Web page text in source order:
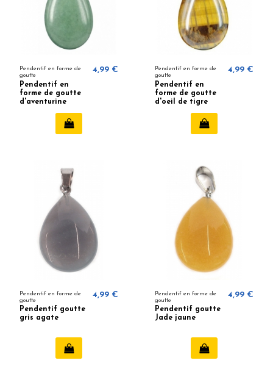
Pendentif en forme de
goutte
Pendentif en
forme de goutte
d'aventurine
4,99 €
Pendentif en forme de
goutte
Pendentif en
forme de goutte
d'oeil de tigre
4,99 €
Pendentif en forme de
goutte
Pendentif goutte
gris agate
4,99 €
Pendentif en forme de
goutte
Pendentif goutte
Jade jaune
4,99 €